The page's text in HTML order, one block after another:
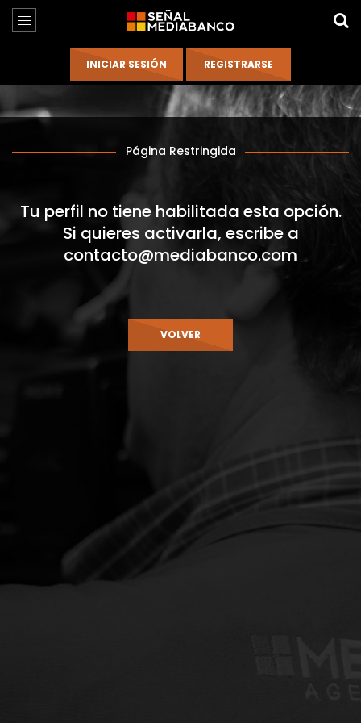
Página Restringida
Tu perfil no tiene habilitada esta opción.
Si quieres activarla, escribe a
contacto@mediabanco.com